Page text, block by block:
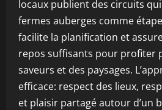
locaux publient des circuits
fermes auberges comme
facilite la planification et
repos suffisants pour profiter
saveurs et des paysages.
efficace: respect des lieux,
et plaisir partagé autour d’un